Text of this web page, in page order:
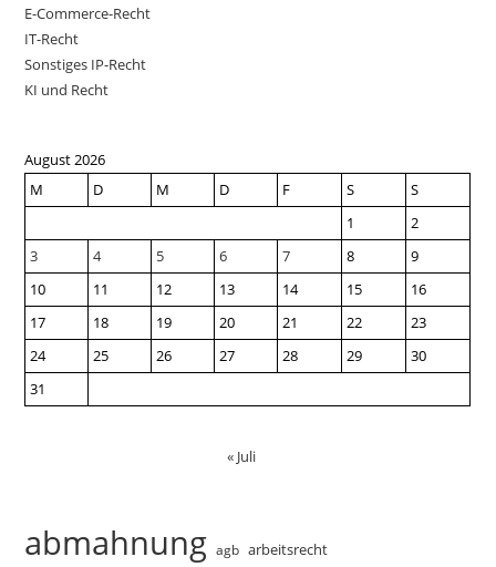
E-Commerce-Recht
IT-Recht
Sonstiges IP-Recht
KI und Recht
August 2026
M
D M D F S
S
1
2
3
4 5 6 7 8
9
10
11 12 13 14 15
16
17
18 19 20 21 22
23
24
25 26 27 28 29
30
31
« Juli
abmahnung agb arbeitsrecht